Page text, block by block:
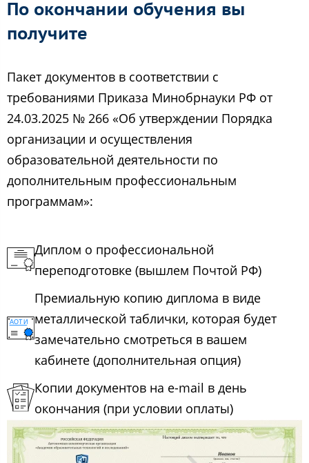
По окончании обучения вы
получите
Пакет документов в соответствии с
требованиями Приказа Минобрнауки РФ от
24.03.2025 № 266 «Об утверждении Порядка
организации и осуществления
образовательной деятельности по
дополнительным профессиональным
программам»:
Диплом о профессиональной
переподготовке (вышлем Почтой РФ)
Премиальную копию диплома в виде
металлической таблички, которая будет
замечательно смотреться в вашем
кабинете (дополнительная опция)
Копии документов на e-mail в день
окончания (при условии оплаты)